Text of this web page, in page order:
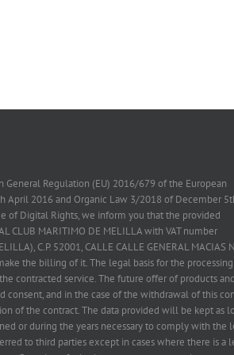
Regulation (EU) 2016/679 of the European
April 2016 and Organic Law 3/2018 of December
of Digital Rights, we inform you that the provided
CLUB MARITIMO DE MELILLA with VAT number
C.P. 52001, CALLE CALLE GENERAL MACIAS
the billing of it. The legal basis for the
contracted service. The future offer of products and
consent, and in the case of the withdrawal of this
of the contract. The data provided will be kept as
or during the years necessary to comply with the
to third parties except in cases where there is a